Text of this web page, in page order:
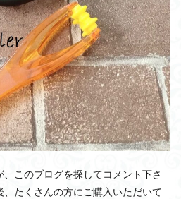
このブログを探してコメント下さ
たくさんの方にご購入いただいて